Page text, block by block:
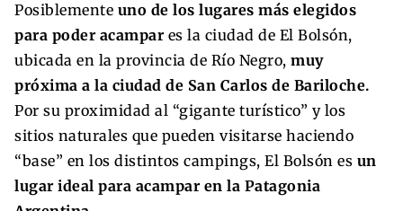
Posiblemente uno de los lugares más elegidos
para poder acampares la ciudad de El Bolsón,
ubicada en la provincia de Río Negro, muy
próxima a la ciudad de San Carlos de Bariloche.
Por su proximidad al “gigante turístico” y los
sitios naturales que pueden visitarse haciendo
“base” en los distintos campings, El Bolsón es un
lugar ideal para acampar en la Patagonia